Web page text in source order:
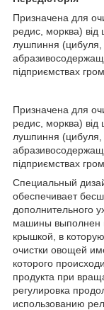
Призначена для
редис, морква)
лушпиння
підприємствах
Призначена для
редис, морква)
лушпиння
підприємствах
Специальный
обеспечивает
дополнительного
машины выполнен
крышкой, в
очистки овощей
которого
продукта при
регулировка
использованию